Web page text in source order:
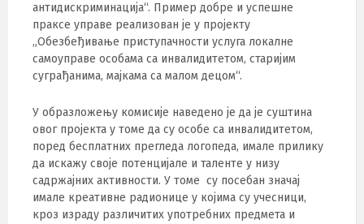
антидискриминација“. Пример добре и успешне
праксе управе реализован је у пројекту
„Обезбеђивање приступачности услуга локалне
самоуправе особама са инвалидитетом, старијим
суграђанима, мајкама са малом децом“.
У образложењу комисије наведено је да је суштина
овог пројекта у томе да су особе са инвалидитетом,
поред бесплатних прегледа логопеда, имале прилику
да искажу своје потенцијале и таленте у низу
садржајних активности. У томе су посебан значај
имале креативне радионице у којима су учесници,
кроз израду различитих употребних предмета и